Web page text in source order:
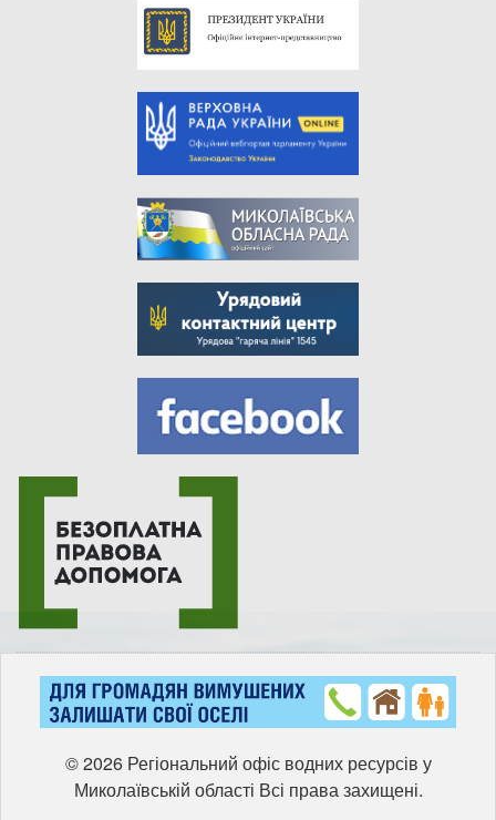
© 2026 Регіональний офіс водних ресурсів у
Миколаївській області Всі права захищені.